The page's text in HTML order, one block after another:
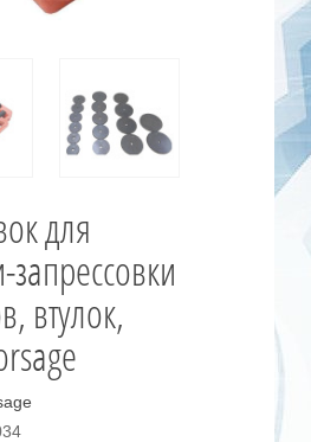
для
втулок,